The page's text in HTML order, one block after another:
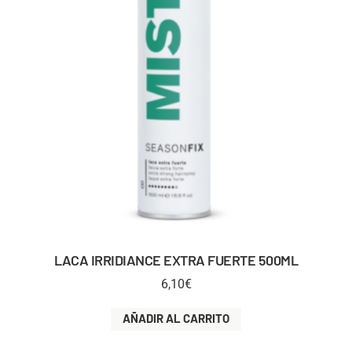
LACA IRRIDIANCE EXTRA FUERTE 500ML
6,10€
AÑADIR AL CARRITO